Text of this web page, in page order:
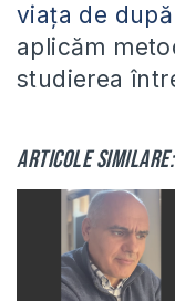
viața de
aplicăm
studierea
Articole similare: